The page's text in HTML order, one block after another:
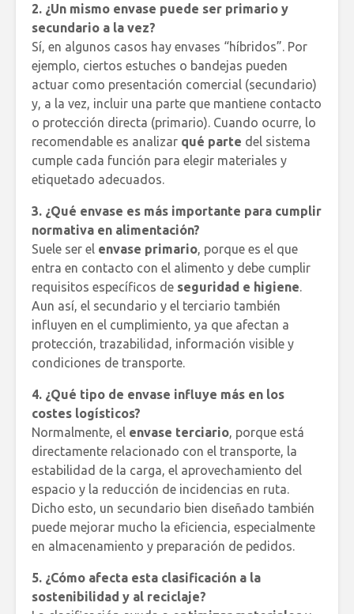
2. ¿Un mismo envase puede ser primario y
secundario a la vez?
Sí, en algunos casos hay envases “híbridos”. Por
ejemplo, ciertos estuches o bandejas pueden
actuar como presentación comercial (secundario)
y, a la vez, incluir una parte que mantiene contacto
o protección directa (primario). Cuando ocurre, lo
recomendable es analizar qué parte del sistema
cumple cada función para elegir materiales y
etiquetado adecuados.
3. ¿Qué envase es más importante para cumplir
normativa en alimentación?
Suele ser el envase primario , porque es el que
entra en contacto con el alimento y debe cumplir
requisitos específicos de seguridad e higiene
Aun así, el secundario y el terciario también
influyen en el cumplimiento, ya que afectan a
protección, trazabilidad, información visible y
condiciones de transporte.
4. ¿Qué tipo de envase influye más en los
costes logísticos?
Normalmente, el envase terciario , porque está
directamente relacionado con el transporte, la
estabilidad de la carga, el aprovechamiento del
espacio y la reducción de incidencias en ruta.
Dicho esto, un secundario bien diseñado también
puede mejorar mucho la eficiencia, especialmente
en almacenamiento y preparación de pedidos.
5. ¿Cómo afecta esta clasificación a la
sostenibilidad y al reciclaje?